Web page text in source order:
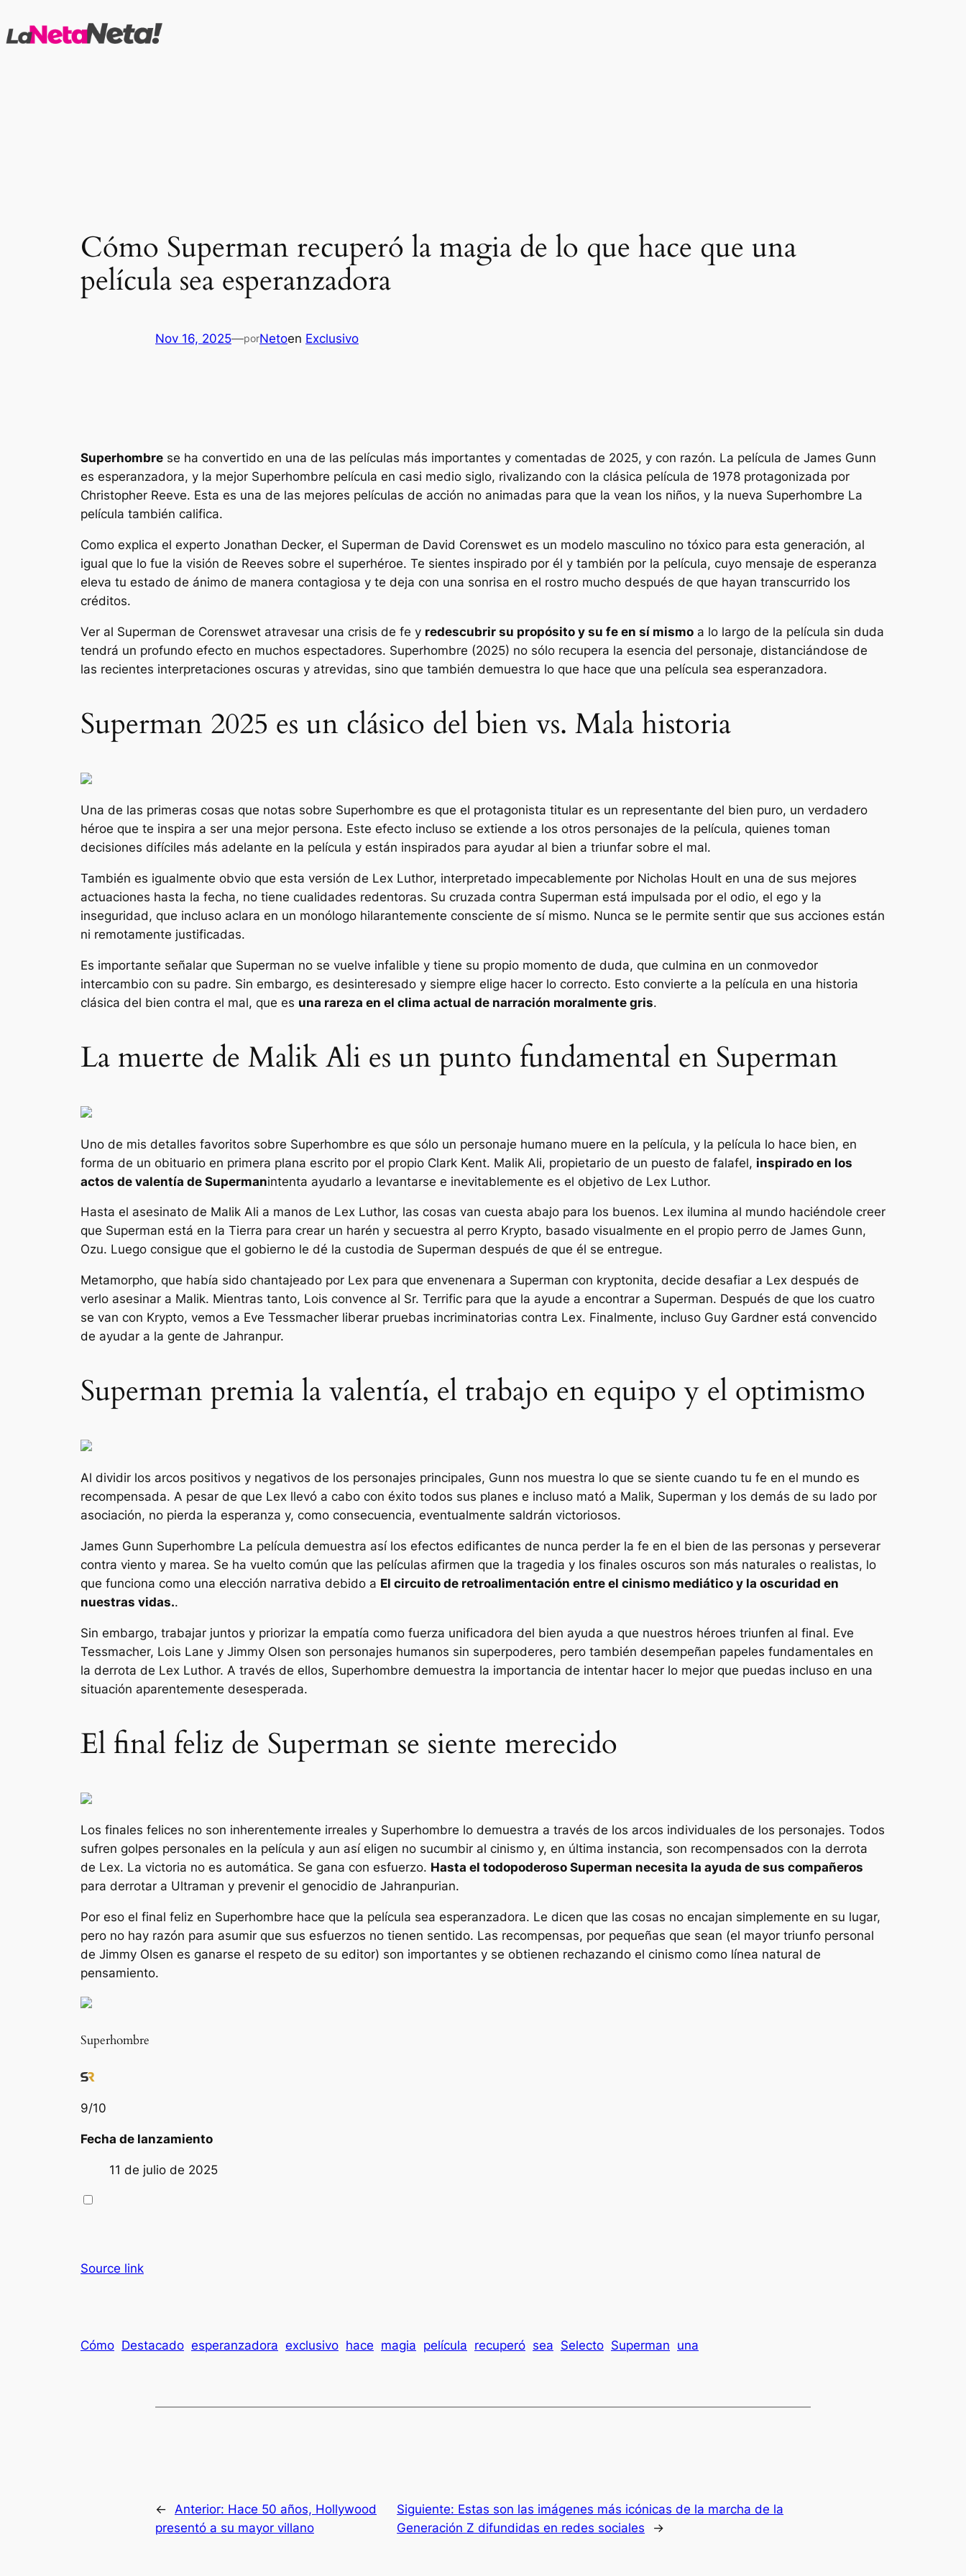
al
Cómo Superman recuperó la magia de lo que hace que una
película sea esperanzadora
Nov 16, 2025—porNetoen Exclusivo
Superhombre se ha convertido en una de las películas más importantes y comentadas de 2025, y con razón. La película de James Gunn
es esperanzadora, y la mejor Superhombre película en casi medio siglo, rivalizando con la clásica película de 1978 protagonizada por
Christopher Reeve. Esta es una de las mejores películas de acción no animadas para que la vean los niños, y la nueva Superhombre La
película también califica.
Como explica el experto Jonathan Decker, el Superman de David Corenswet es un modelo masculino no tóxico para esta generación, al
igual que lo fue la visión de Reeves sobre el superhéroe. Te sientes inspirado por él y también por la película, cuyo mensaje de esperanza
eleva tu estado de ánimo de manera contagiosa y te deja con una sonrisa en el rostro mucho después de que hayan transcurrido los
créditos.
Ver al Superman de Corenswet atravesar una crisis de fe y redescubrir su propósito y su fe en sí mismo a lo largo de la película sin duda
tendrá un profundo efecto en muchos espectadores. Superhombre (2025) no sólo recupera la esencia del personaje, distanciándose de
las recientes interpretaciones oscuras y atrevidas, sino que también demuestra lo que hace que una película sea esperanzadora.
Superman 2025 es un clásico del bien vs. Mala historia
Una de las primeras cosas que notas sobre Superhombre es que el protagonista titular es un representante del bien puro, un verdadero
héroe que te inspira a ser una mejor persona. Este efecto incluso se extiende a los otros personajes de la película, quienes toman
decisiones difíciles más adelante en la película y están inspirados para ayudar al bien a triunfar sobre el mal.
También es igualmente obvio que esta versión de Lex Luthor, interpretado impecablemente por Nicholas Hoult en una de sus mejores
actuaciones hasta la fecha, no tiene cualidades redentoras. Su cruzada contra Superman está impulsada por el odio, el ego y la
inseguridad, que incluso aclara en un monólogo hilarantemente consciente de sí mismo. Nunca se le permite sentir que sus acciones están
ni remotamente justificadas.
Es importante señalar que Superman no se vuelve infalible y tiene su propio momento de duda, que culmina en un conmovedor
intercambio con su padre. Sin embargo, es desinteresado y siempre elige hacer lo correcto. Esto convierte a la película en una historia
clásica del bien contra el mal, que es una rareza en el clima actual de narración moralmente gris.
La muerte de Malik Ali es un punto fundamental en Superman
Uno de mis detalles favoritos sobre Superhombre es que sólo un personaje humano muere en la película, y la película lo hace bien, en
forma de un obituario en primera plana escrito por el propio Clark Kent. Malik Ali, propietario de un puesto de falafel, inspirado en los
actos de valentía de Supermanintenta ayudarlo a levantarse e inevitablemente es el objetivo de Lex Luthor.
Hasta el asesinato de Malik Ali a manos de Lex Luthor, las cosas van cuesta abajo para los buenos. Lex ilumina al mundo haciéndole creer
que Superman está en la Tierra para crear un harén y secuestra al perro Krypto, basado visualmente en el propio perro de James Gunn,
Ozu. Luego consigue que el gobierno le dé la custodia de Superman después de que él se entregue.
Metamorpho, que había sido chantajeado por Lex para que envenenara a Superman con kryptonita, decide desafiar a Lex después de
verlo asesinar a Malik. Mientras tanto, Lois convence al Sr. Terrific para que la ayude a encontrar a Superman. Después de que los cuatro
se van con Krypto, vemos a Eve Tessmacher liberar pruebas incriminatorias contra Lex. Finalmente, incluso Guy Gardner está convencido
de ayudar a la gente de Jahranpur.
Superman premia la valentía, el trabajo en equipo y el optimismo
Al dividir los arcos positivos y negativos de los personajes principales, Gunn nos muestra lo que se siente cuando tu fe en el mundo es
recompensada. A pesar de que Lex llevó a cabo con éxito todos sus planes e incluso mató a Malik, Superman y los demás de su lado por
asociación, no pierda la esperanza y, como consecuencia, eventualmente saldrán victoriosos.
James Gunn Superhombre La película demuestra así los efectos edificantes de nunca perder la fe en el bien de las personas y perseverar
contra viento y marea. Se ha vuelto común que las películas afirmen que la tragedia y los finales oscuros son más naturales o realistas, lo
que funciona como una elección narrativa debido a El circuito de retroalimentación entre el cinismo mediático y la oscuridad en
nuestras vidas..
Sin embargo, trabajar juntos y priorizar la empatía como fuerza unificadora del bien ayuda a que nuestros héroes triunfen al final. Eve
Tessmacher, Lois Lane y Jimmy Olsen son personajes humanos sin superpoderes, pero también desempeñan papeles fundamentales en
la derrota de Lex Luthor. A través de ellos, Superhombre demuestra la importancia de intentar hacer lo mejor que puedas incluso en una
situación aparentemente desesperada.
El final feliz de Superman se siente merecido
Los finales felices no son inherentemente irreales y Superhombre lo demuestra a través de los arcos individuales de los personajes. Todos
sufren golpes personales en la película y aun así eligen no sucumbir al cinismo y, en última instancia, son recompensados ​​con la derrota
de Lex. La victoria no es automática. Se gana con esfuerzo. Hasta el todopoderoso Superman necesita la ayuda de sus compañeros
para derrotar a Ultraman y prevenir el genocidio de Jahranpurian.
Por eso el final feliz en Superhombre hace que la película sea esperanzadora. Le dicen que las cosas no encajan simplemente en su lugar,
pero no hay razón para asumir que sus esfuerzos no tienen sentido. Las recompensas, por pequeñas que sean (el mayor triunfo personal
de Jimmy Olsen es ganarse el respeto de su editor) son importantes y se obtienen rechazando el cinismo como línea natural de
pensamiento.
Superhombre
9/10
Fecha de lanzamiento
11 de julio de 2025
Source link
Cómo Destacado esperanzadora exclusivo hace magia película recuperó sea Selecto Superman una
← Anterior: Hace 50 años, Hollywood
presentó a su mayor villano
Siguiente: Estas son las imágenes más icónicas de la marcha de la
Generación Z difundidas en redes sociales
→